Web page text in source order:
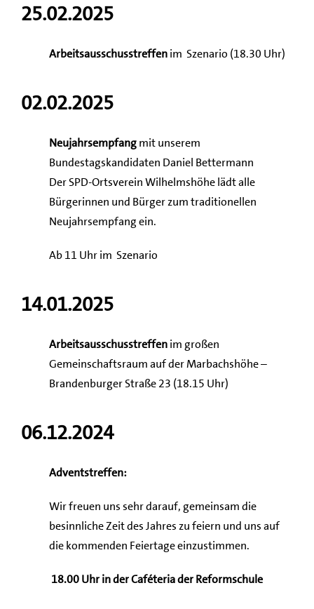
25.02.2025
Arbeitsausschusstreffenim Szenario (18.30 Uhr)
02.02.2025
Neujahrsempfangmit unserem
Bundestagskandidaten Daniel Bettermann
Der SPD-Ortsverein Wilhelmshöhe lädt alle
Bürgerinnen und Bürger zum traditionellen
Neujahrsempfang ein.
Ab 11 Uhr im Szenario
14.01.2025
Arbeitsausschusstreffenim großen
Gemeinschaftsraum auf der Marbachshöhe –
Brandenburger Straße 23 (18.15 Uhr)
06.12.2024
Adventstreffen:
Wir freuen uns sehr darauf, gemeinsam die
besinnliche Zeit des Jahres zu feiern und uns auf
die kommenden Feiertage einzustimmen.
18.00 Uhr in der Caféteria der Reformschule